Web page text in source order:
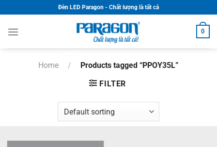
to
content
Đèn LED Paragon - Chất lượng là tất cả
0
Home /
Products tagged “PPOY35L”
FILTER